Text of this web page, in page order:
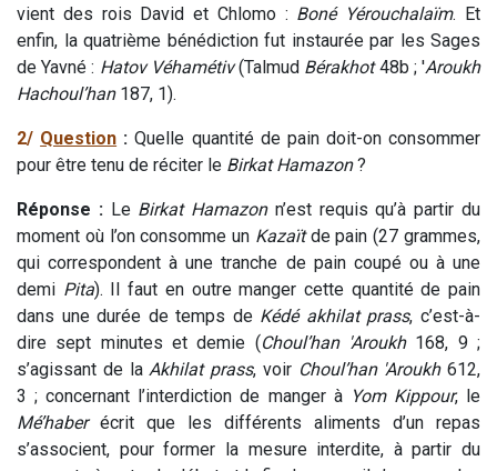
vient des rois David et Chlomo : Boné Yérouchalaïm. Et
enfin, la quatrième bénédiction fut instaurée par les Sages
de Yavné : Hatov Véhamétiv(Talmud Bérakhot48b ; 'Aroukh
Hachoul’han 187, 1).
2/ Question :Quelle quantité de pain doit-on consommer
pour être tenu de réciter le Birkat Hamazon?
Réponse : Le Birkat Hamazon n’est requis qu’à partir du
moment où l’on consomme un Kazaïtde pain (27 grammes,
qui correspondent à une tranche de pain coupé ou à une
demi Pita). Il faut en outre manger cette quantité de pain
dans une durée de temps de Kédé akhilat prass, c’est-à-
dire sept minutes et demie (Choul’han 'Aroukh 168, 9 ;
s’agissant de la Akhilat prass, voir Choul’han 'Aroukh 612,
3 ; concernant l’interdiction de manger à Yom Kippour, le
Mé’haber écrit que les différents aliments d’un repas
s’associent, pour former la mesure interdite, à partir du